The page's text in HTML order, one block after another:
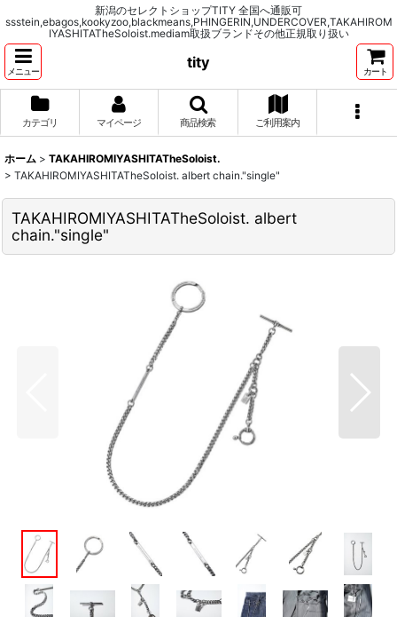
新潟のセレクトショップTITY 全国へ通販可
ssstein,ebagos,kookyzoo,blackmeans,PHINGERIN,UNDERCOVER,TAKAHIROM
IYASHITATheSoloist.mediam取扱ブランドその他正規取り扱い
メニュー
tity
カート
カテゴリ マイページ 商品検索 ご利用案内
ホーム > TAKAHIROMIYASHITATheSoloist.
> TAKAHIROMIYASHITATheSoloist. albert chain."single"
TAKAHIROMIYASHITATheSoloist. albert
chain."single"